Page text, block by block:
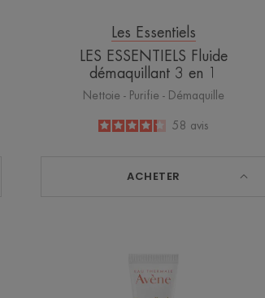
Les Essentiels
LES ESSENTIELS Fluide
démaquillant 3 en 1
Nettoie - Purifie - Démaquille
4.2
/
5
58 avis
ACHETER
regard